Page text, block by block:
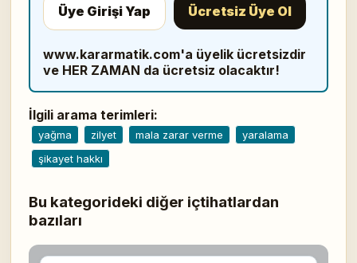
Üye Girişi Yap Ücretsiz Üye Ol
www.kararmatik.com'a üyelik ücretsizdir
ve HER ZAMAN da ücretsiz olacaktır!
İlgili arama terimleri:
yağma zilyet mala zarar verme
yaralama
şikayet hakkı
Bu kategorideki diğer içtihatlardan
bazıları